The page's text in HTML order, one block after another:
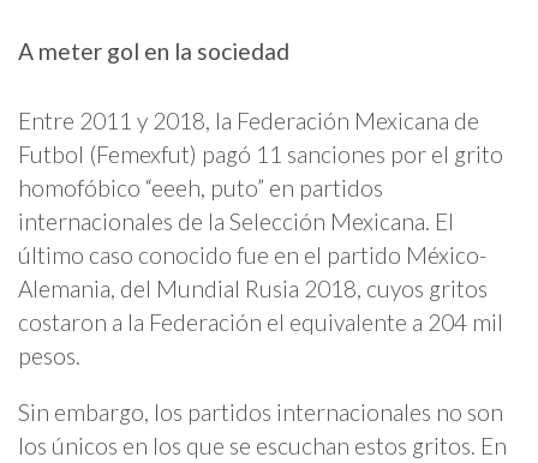
A meter gol en la sociedad
Entre 2011 y 2018, la Federación Mexicana de
Futbol (Femexfut) pagó 11 sanciones por el grito
homofóbico “eeeh, puto” en partidos
internacionales de la Selección Mexicana. El
último caso conocido fue en el partido México-
Alemania, del Mundial Rusia 2018, cuyos gritos
costaron a la Federación el equivalente a 204 mil
pesos.
Sin embargo, los partidos internacionales no son
los únicos en los que se escuchan estos gritos. En